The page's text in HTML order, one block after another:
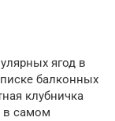
ягод в
балконных
клубничка
в самом